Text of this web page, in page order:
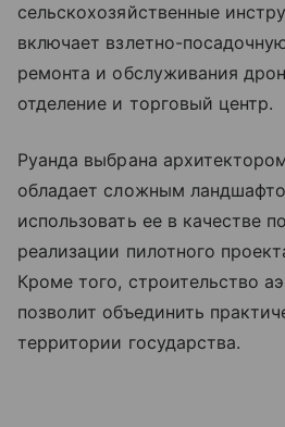
сельскохозяйственные
включает взлетно-
ремонта и обслуживания
отделение и торговый центр.
Руанда выбрана
обладает сложным
использовать ее в качестве
реализации пилотного
Кроме того, строительство
позволит объединить
территории государства.